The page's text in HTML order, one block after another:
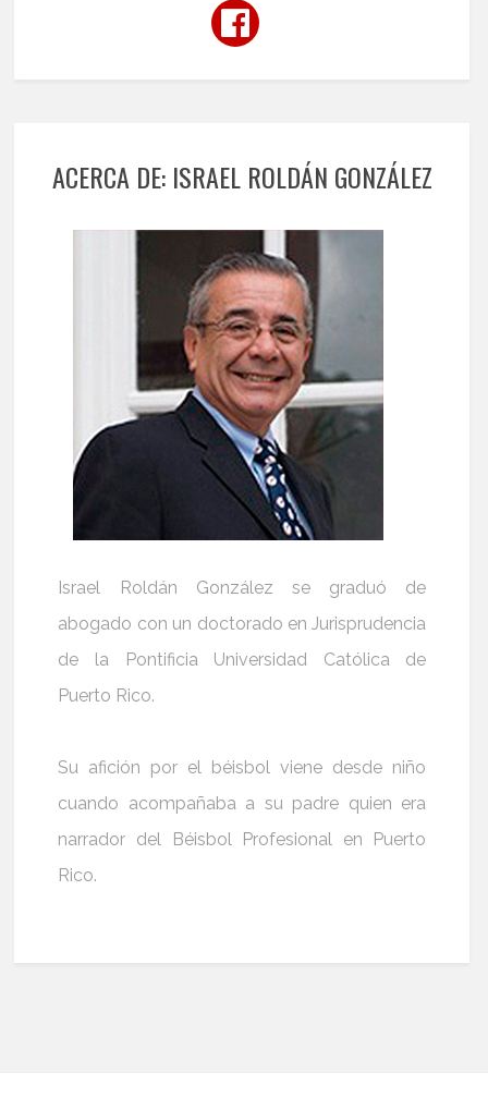
ACERCA DE: ISRAEL ROLDÁN GONZÁLEZ
Israel Roldán González se graduó de
abogado con un doctorado en Jurisprudencia
de la Pontificia Universidad Católica de
Puerto Rico.
Su afición por el béisbol viene desde niño
cuando acompañaba a su padre quien era
narrador del Béisbol Profesional en Puerto
Rico.